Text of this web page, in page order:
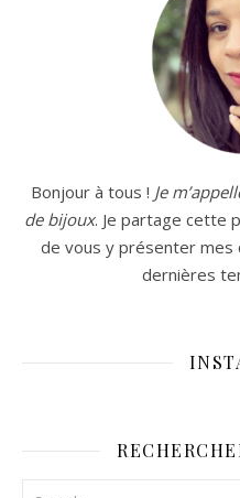
Bonjour à tous ! Je
de bijoux. Je partage cette
de vous y présenter
dernières